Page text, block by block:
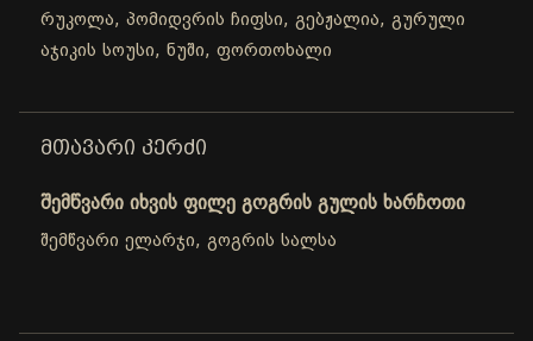
რუკოლა, პომიდვრის ჩიფსი, გებჟალია, გურული
აჯიკის სოუსი, ნუში, ფორთოხალი
ᲛᲗᲐᲕᲐᲠᲘ ᲙᲔᲠᲫᲘ
შემწვარი იხვის ფილე გოგრის გულის ხარჩოთი
შემწვარი ელარჯი, გოგრის სალსა